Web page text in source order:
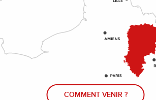
COMMENT VENIR ?